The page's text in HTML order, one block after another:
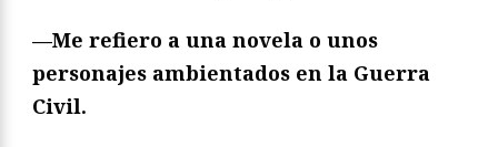
—Me refiero a una novela o unos
personajes ambientados en la Guerra
Civil.